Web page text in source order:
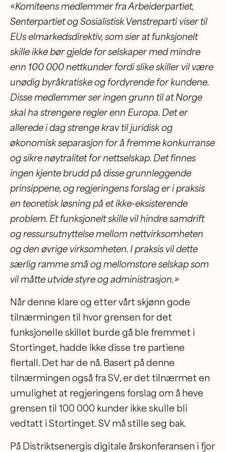
«Komiteens medlemmer fra Arbeiderpartiet,
Senterpartiet og Sosialistisk Venstreparti viser til
EUs elmarkedsdirektiv, som sier at funksjonelt
skille ikke bør gjelde for selskaper med mindre
enn 100 000 nettkunder fordi slike skiller vil være
unødig byråkratiske og fordyrende for kundene.
Disse medlemmer ser ingen grunn til at Norge
skal ha strengere regler enn Europa. Det er
allerede i dag strenge krav til juridisk og
økonomisk separasjon for å fremme konkurranse
og sikre nøytralitet for nettselskap. Det finnes
ingen kjente brudd på disse grunnleggende
prinsippene, og regjeringens forslag er i praksis
en teoretisk løsning på et ikke-eksisterende
problem. Et funksjonelt skille vil hindre samdrift
og ressursutnyttelse mellom nettvirksomheten
og den øvrige virksomheten. I praksis vil dette
særlig ramme små og mellomstore selskap som
vil måtte utvide styre og administrasjon.»
Når denne klare og etter vårt skjønn gode
tilnærmingen til hvor grensen for det
funksjonelle skillet burde gå ble fremmet i
Stortinget, hadde ikke disse tre partiene
flertall. Det har de nå. Basert på denne
tilnærmingen også fra SV, er det tilnærmet en
umulighet at regjeringens forslag om å heve
grensen til 100 000 kunder ikke skulle bli
vedtatt i Stortinget. SV må stille seg bak.
På Distriktsenergis digitale årskonferansen i fjor